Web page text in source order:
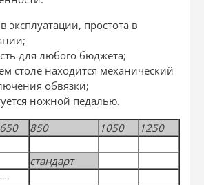
эксплуатации, простота в
для любого бюджета;
столе находится механический
обвязки;
ножной педалью.
650 850 1050
1250
стандарт
---